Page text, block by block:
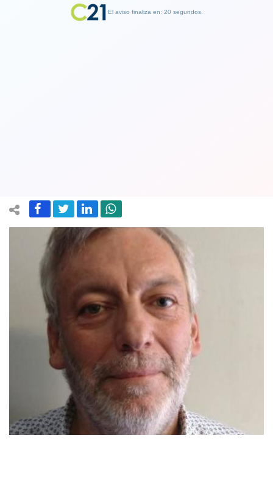
El aviso finaliza en: 19 segundos.